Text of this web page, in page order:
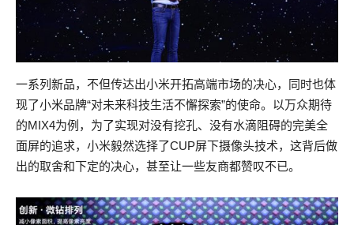
一系列新品，不但传达出小米开拓高端市场的决心，同时也体
现了小米品牌“对未来科技生活不懈探索”的使命。以万众期待
的MIX4为例，为了实现对没有挖孔、没有水滴阻碍的完美全
面屏的追求，小米毅然选择了CUP屏下摄像头技术，这背后做
出的取舍和下定的决心，甚至让一些友商都赞叹不已。